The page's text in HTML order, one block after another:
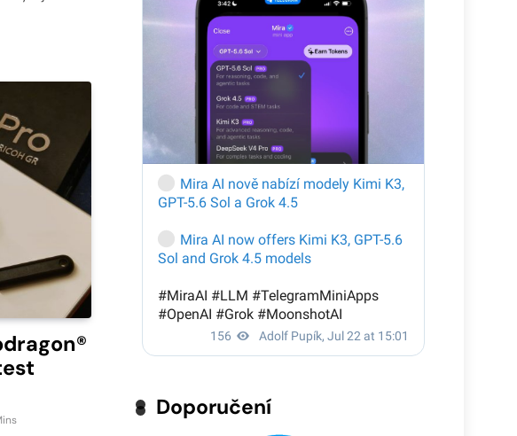
Doporučení